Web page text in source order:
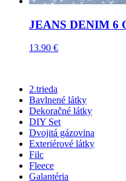
JEANS DENIM 6
13.90 €
2.trieda
Bavlnené látky
Dekoračné látky
DIY Set
Dvojitá gázovina
Exteriérové látky
Filc
Fleece
Galantéria